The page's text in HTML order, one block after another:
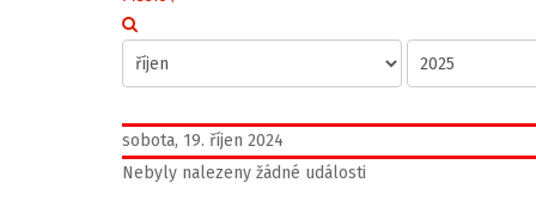
sobota, 19. říjen 2024
Nebyly nalezeny žádné události